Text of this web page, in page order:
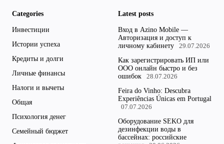
Categories
Инвестиции
Истории успеха
Кредиты и долги
Личные финансы
Налоги и вычеты
Общая
Психология денег
Семейный бюджет
Latest posts
Вход в Azino Mobile —
Авторизация и доступ к
личному кабинету
29.07.2026
Как зарегистрировать ИП или
ООО онлайн быстро и без
ошибок
28.07.2026
Feira do Vinho: Descubra
Experiências Únicas em Portugal
07.07.2026
Оборудование SEKO для
дезинфекции воды в
бассейнах: российские